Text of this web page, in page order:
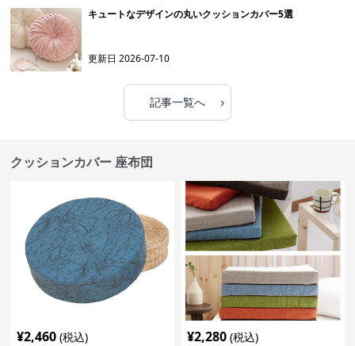
キュートなデザインの丸いクッションカバー5選
更新日2026-07-10
記事一覧へ ›
クッションカバー 座布団
¥2,460 (税込) ¥2,280 (税込)